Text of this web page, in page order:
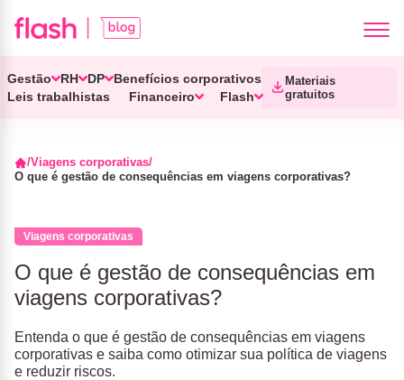
Gestão RH DP
Benefícios corporativos
Leis trabalhistas
Financeiro Flash
Materiais
gratuitos
Viagens corporativas
O que é gestão de consequências em viagens corporativas?
Viagens corporativas
O que é gestão de consequências em
viagens corporativas?
Entenda o que é gestão de consequências em viagens
corporativas e saiba como otimizar sua política de viagens
e reduzir riscos.